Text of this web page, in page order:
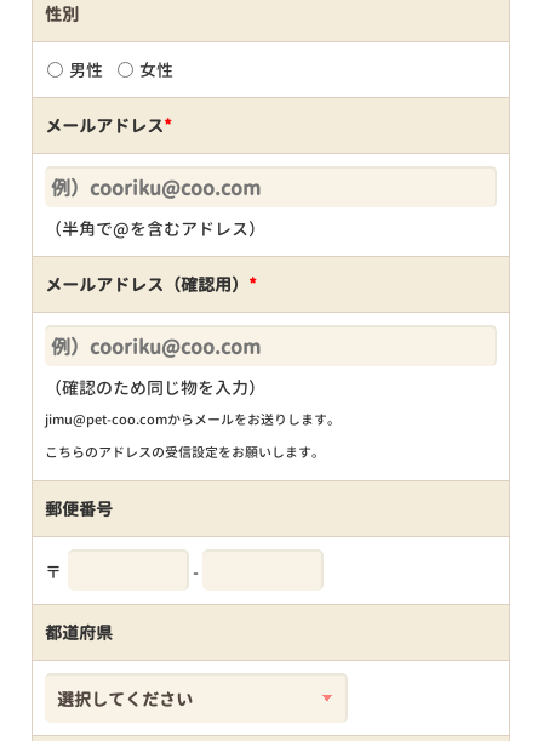
性別
男性 女性
メールアドレス*
（半角で@を含むアドレス）
メールアドレス（確認用） *
（確認のため同じ物を入力）
jimu@pet-coo.comからメールをお送りします。
こちらのアドレスの受信設定をお願いします。
郵便番号
〒 -
都道府県